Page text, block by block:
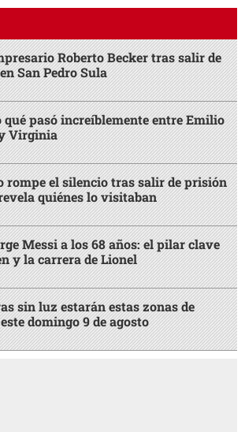
Roberto Becker tras salir de
San Pedro Sula
qué pasó increíblemente entre Emilio
Virginia
rompe el silencio tras salir de prisión
quiénes lo visitaban
Messi a los 68 años: el pilar clave
y la carrera de Lionel
sin luz estarán estas zonas de
domingo 9 de agosto